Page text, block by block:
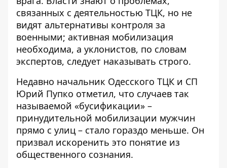
связанных с деятельностью ТЦК, но не
видят альтернативы контроля за
военными; активная мобилизация
необходима, а уклонистов, по словам
экспертов, следует наказывать строго.
Недавно начальник Одесского ТЦК и СП
Юрий Пупко отметил, что случаев так
называемой «бусификации» –
принудительной мобилизации мужчин
прямо с улиц – стало гораздо меньше. Он
призвал искоренить это понятие из
общественного сознания.